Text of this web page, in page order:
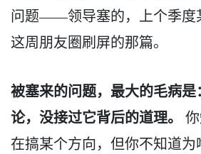
问题——领导塞的，上个季度
这周朋友圈刷屏的那篇。
被塞来的问题，最大的毛病
论，没接过它背后的道理。
在搞某个方向，但你不知道